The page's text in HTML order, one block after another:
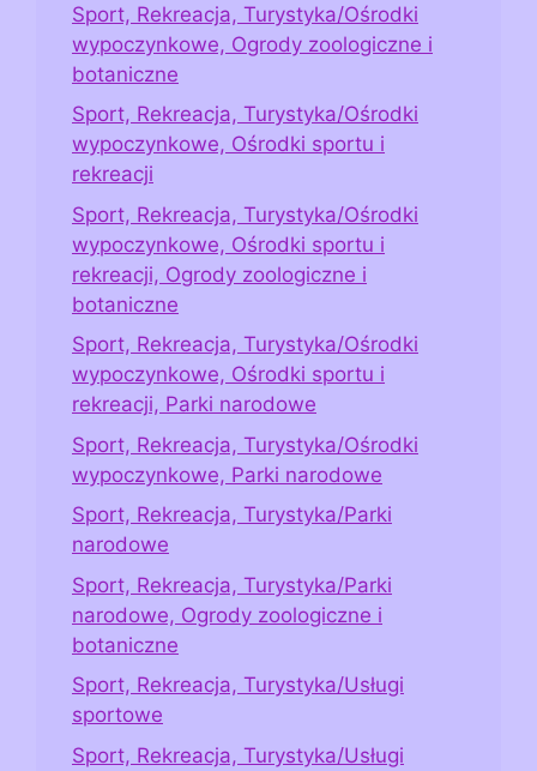
Sport, Rekreacja, Turystyka/Ośrodki
wypoczynkowe, Ogrody zoologiczne i
botaniczne
Sport, Rekreacja, Turystyka/Ośrodki
wypoczynkowe, Ośrodki sportu i
rekreacji
Sport, Rekreacja, Turystyka/Ośrodki
wypoczynkowe, Ośrodki sportu i
rekreacji, Ogrody zoologiczne i
botaniczne
Sport, Rekreacja, Turystyka/Ośrodki
wypoczynkowe, Ośrodki sportu i
rekreacji, Parki narodowe
Sport, Rekreacja, Turystyka/Ośrodki
wypoczynkowe, Parki narodowe
Sport, Rekreacja, Turystyka/Parki
narodowe
Sport, Rekreacja, Turystyka/Parki
narodowe, Ogrody zoologiczne i
botaniczne
Sport, Rekreacja, Turystyka/Usługi
sportowe
Sport, Rekreacja, Turystyka/Usługi